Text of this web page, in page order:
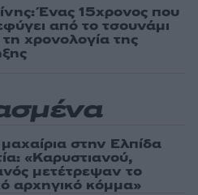
Ένας 15χρονος που
από το τσουνάμι
χρονολογία της
στην Ελπίδα
«Καρυστιανού,
μετέτρεψαν το
αρχηγικό κόμμα»